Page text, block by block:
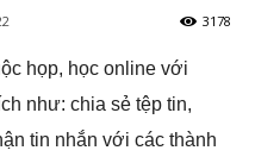
3178
họp, học online với
như: chia sẻ tệp tin,
tin nhắn với các thành